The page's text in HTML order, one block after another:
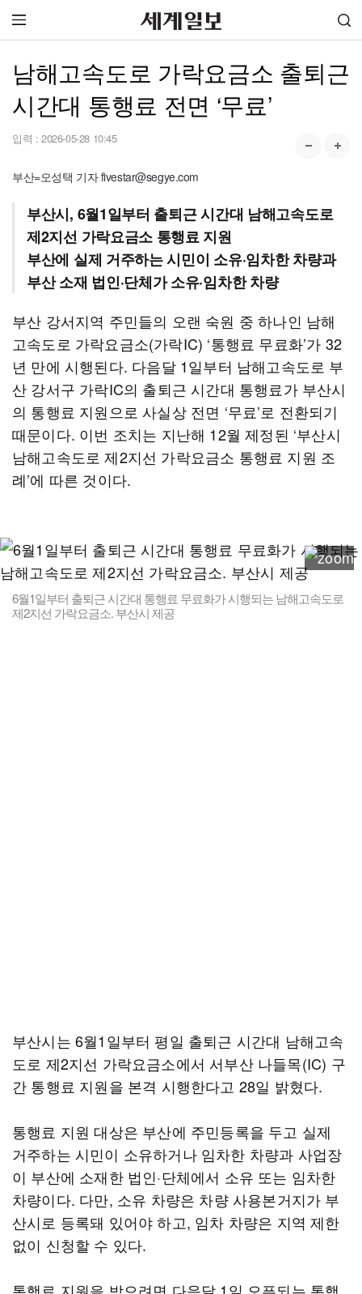
남해고속도로 가락요금소 출퇴근
시간대 통행료 전면 ‘무료’
입력 : 2026-05-28 10:45
부산=오성택 기자 fivestar@segye.com
부산시, 6월1일부터 출퇴근 시간대 남해고속도로
제2지선 가락요금소 통행료 지원
부산에 실제 거주하는 시민이 소유·임차한 차량과
부산 소재 법인·단체가 소유·임차한 차량
부산 강서지역 주민들의 오랜 숙원 중 하나인 남해
고속도로 가락요금소(가락IC) ‘통행료 무료화’가 32
년 만에 시행된다. 다음달 1일부터 남해고속도로 부
산 강서구 가락IC의 출퇴근 시간대 통행료가 부산시
의 통행료 지원으로 사실상 전면 ‘무료’로 전환되기
때문이다. 이번 조치는 지난해 12월 제정된 ‘부산시
남해고속도로 제2지선 가락요금소 통행료 지원 조
례’에 따른 것이다.
6월1일부터 출퇴근 시간대 통행료 무료화가 시행되는 남해고속도로
제2지선 가락요금소. 부산시 제공
부산시는 6월1일부터 평일 출퇴근 시간대 남해고속
도로 제2지선 가락요금소에서 서부산 나들목(IC) 구
간 통행료 지원을 본격 시행한다고 28일 밝혔다.
통행료 지원 대상은 부산에 주민등록을 두고 실제
거주하는 시민이 소유하거나 임차한 차량과 사업장
이 부산에 소재한 법인·단체에서 소유 또는 임차한
차량이다. 다만, 소유 차량은 차량 사용본거지가 부
산시로 등록돼 있어야 하고, 임차 차량은 지역 제한
없이 신청할 수 있다.